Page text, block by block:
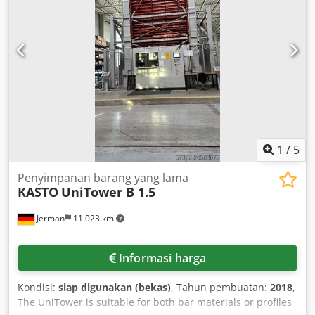
1 / 5
Jerman 11.023 km
Penyimpanan barang yang lama
KASTO UniTower B 1.5
Informasi harga
Kondisi: siap digunakan (bekas), Tahun pembuatan: 2018,
The UniTower is suitable for both bar materials or profiles